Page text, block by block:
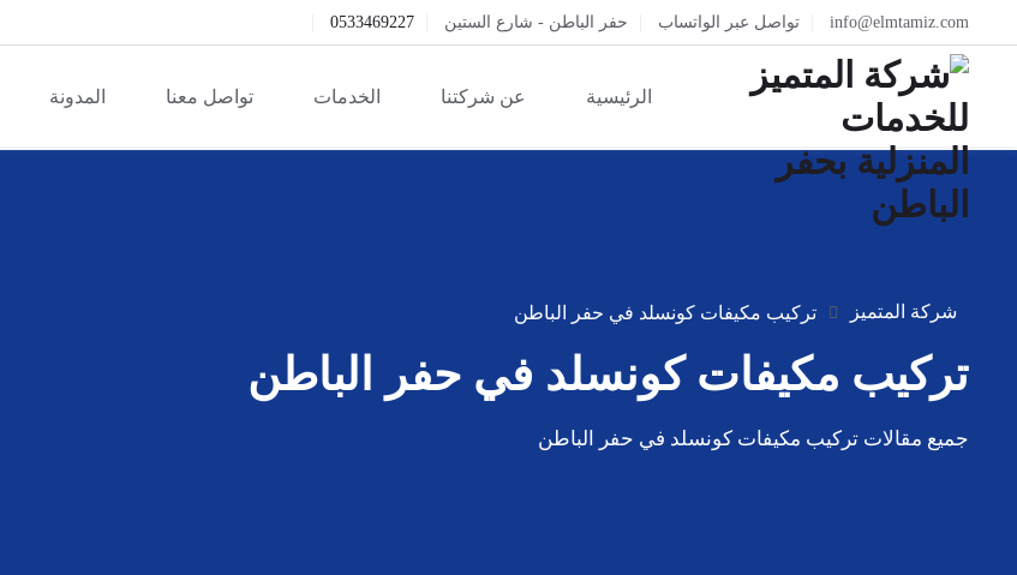
info@elmtamiz.com تواصل عبر الواتساب حفر الباطن - شارع الستين 0533469227
الرئيسية عن شركتنا الخدمات تواصل معنا المدونة
شركة المتميز تركيب مكيفات كونسلد في حفر الباطن
تركيب مكيفات كونسلد في حفر الباطن
جميع مقالات تركيب مكيفات كونسلد في حفر الباطن